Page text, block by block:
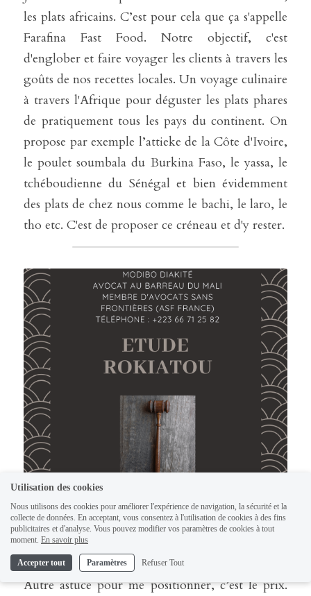
les plats africains. C’est pour cela que ça s'appelle
Farafina Fast Food. Notre objectif, c'est
d'englober et faire voyager les clients à travers les
goûts de nos recettes locales. Un voyage culinaire
à travers l'Afrique pour déguster les plats phares
de pratiquement tous les pays du continent. On
propose par exemple l’attieke de la Côte d'Ivoire,
le poulet soumbala du Burkina Faso, le yassa, le
tchéboudienne du Sénégal et bien évidemment
des plats de chez nous comme le bachi, le laro, le
tho etc. C'est de proposer ce créneau et d'y rester.
Autre astuce pour me positionner, c’est le prix.
Utilisation des cookies
Nous utilisons des cookies pour améliorer l'expérience de navigation, la sécurité et la
collecte de données. En acceptant, vous consentez à l'utilisation de cookies à des fins
publicitaires et d'analyse. Vous pouvez modifier vos paramètres de cookies à tout
moment. En savoir plus
Accepter tout Paramètres Refuser Tout